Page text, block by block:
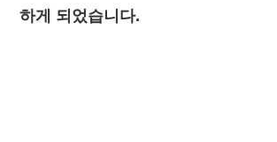
하게 되었습니다.